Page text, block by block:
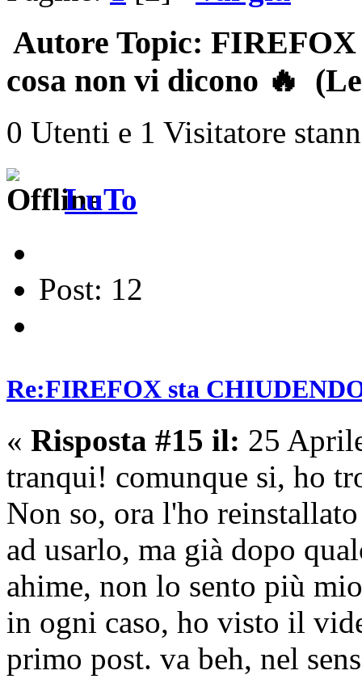
Autore Topic:
cosa non vi dicono 🔥
0 Utenti e 1 Visitatore
LuTo
Post: 12
Re:FIREFOX sta
« Risposta #15 il: 25
tranqui! comunque si, ho
Non so, ora l'ho
ad usarlo, ma già dopo
ahime, non lo sento più
in ogni caso, ho visto il
primo post. va beh, nel